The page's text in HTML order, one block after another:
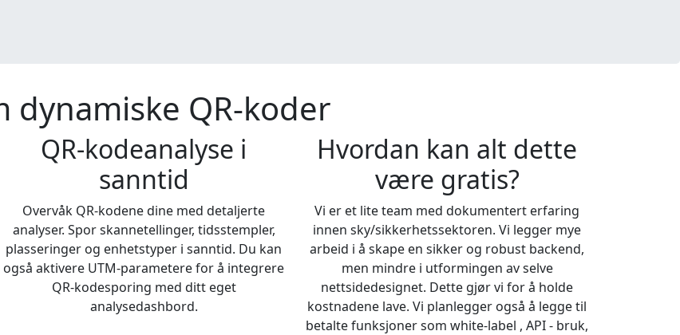
dynamiske QR-koder
QR-kodeanalyse i
sanntid
Overvåk QR-kodene dine med detaljerte
analyser. Spor skannetellinger, tidsstempler,
plasseringer og enhetstyper i sanntid. Du kan
også aktivere UTM-parametere for å integrere
QR-kodesporing med ditt eget
analysedashbord.
Hvordan kan alt dette
være gratis?
Vi er et lite team med dokumentert erfaring
innen sky/sikkerhetssektoren. Vi legger mye
arbeid i å skape en sikker og robust backend,
men mindre i utformingen av selve
nettsidedesignet. Dette gjør vi for å holde
kostnadene lave. Vi planlegger også å legge til
betalte funksjoner som white-label , API - bruk,